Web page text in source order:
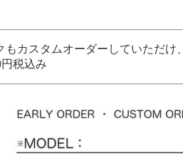
カスタムオーダーしていただ
税込み